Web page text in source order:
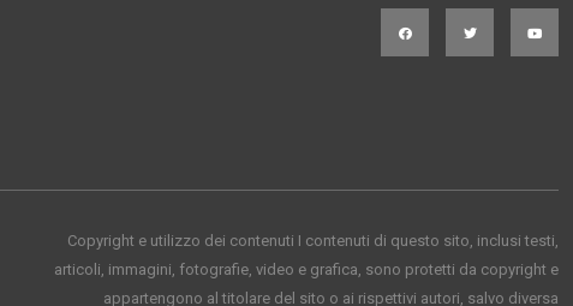
Copyright e utilizzo dei contenuti I contenuti di questo sito, inclusi testi,
articoli, immagini, fotografie, video e grafica, sono protetti da copyright e
appartengono al titolare del sito o ai rispettivi autori, salvo diversa